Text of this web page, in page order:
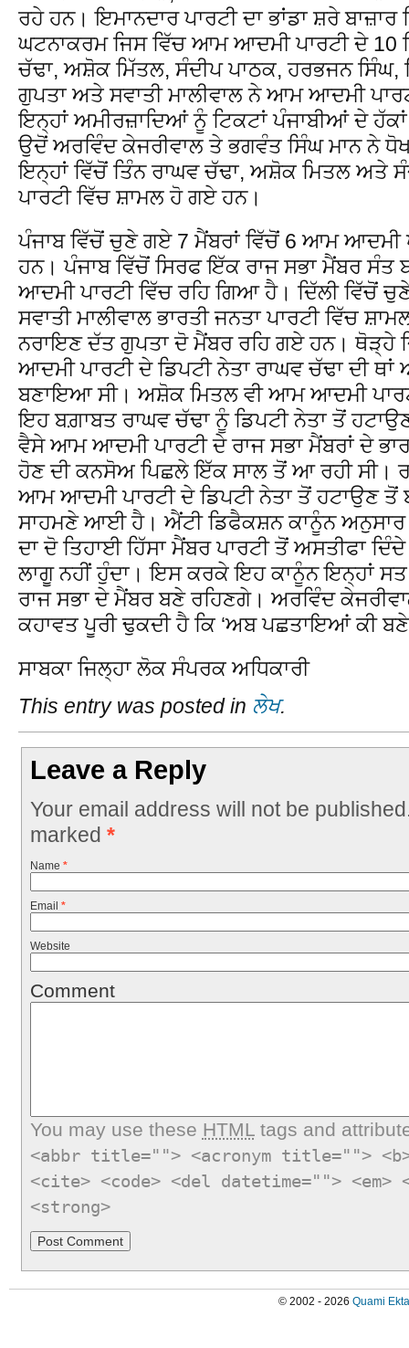
ਰਹੇ ਹਨ। ਇਮਾਨਦਾਰ ਪਾਰਟੀ ਦਾ ਭਾਂਡਾ ਸ਼ਰੇ
ਘਟਨਾਕਰਮ ਜਿਸ ਵਿੱਚ ਆਮ ਆਦਮੀ ਪਾਰਟੀ ਦੇ 10
ਚੱਢਾ, ਅਸ਼ੋਕ ਮਿੱਤਲ, ਸੰਦੀਪ ਪਾਠਕ, ਹਰਭਜਨ ਸਿੰਘ,
ਗੁਪਤਾ ਅਤੇ ਸਵਾਤੀ ਮਾਲੀਵਾਲ ਨੇ ਆਮ ਆਦਮੀ
ਇਨ੍ਹਾਂ ਅਮੀਰਜ਼ਾਦਿਆਂ ਨੂੰ ਟਿਕਟਾਂ ਪੰਜਾਬੀਆਂ ਦੇ
ਉਦੋਂ ਅਰਵਿੰਦ ਕੇਜਰੀਵਾਲ ਤੇ ਭਗਵੰਤ ਸਿੰਘ ਮਾਨ ਨੇ
ਇਨ੍ਹਾਂ ਵਿੱਚੋਂ ਤਿੰਨ ਰਾਘਵ ਚੱਢਾ, ਅਸ਼ੋਕ ਮਿਤਲ ਅਤੇ
ਪਾਰਟੀ ਵਿੱਚ ਸ਼ਾਮਲ ਹੋ ਗਏ ਹਨ।
ਪੰਜਾਬ ਵਿੱਚੋਂ ਚੁਣੇ ਗਏ 7 ਮੈਂਬਰਾਂ ਵਿੱਚੋਂ 6 ਆਮ ਆਦਮੀ
ਹਨ। ਪੰਜਾਬ ਵਿੱਚੋਂ ਸਿਰਫ ਇੱਕ ਰਾਜ ਸਭਾ ਮੈਂਬਰ ਸੰਤ
ਆਦਮੀ ਪਾਰਟੀ ਵਿੱਚ ਰਹਿ ਗਿਆ ਹੈ। ਦਿੱਲੀ ਵਿੱਚੋਂ
ਸਵਾਤੀ ਮਾਲੀਵਾਲ ਭਾਰਤੀ ਜਨਤਾ ਪਾਰਟੀ ਵਿੱਚ
ਨਰਾਇਣ ਦੱਤ ਗੁਪਤਾ ਦੋ ਮੈਂਬਰ ਰਹਿ ਗਏ ਹਨ। ਥੋੜ੍ਹੇ
ਆਦਮੀ ਪਾਰਟੀ ਦੇ ਡਿਪਟੀ ਨੇਤਾ ਰਾਘਵ ਚੱਢਾ ਦੀ
ਬਣਾਇਆ ਸੀ। ਅਸ਼ੋਕ ਮਿਤਲ ਵੀ ਆਮ ਆਦਮੀ
ਇਹ ਬਗ਼ਾਬਤ ਰਾਘਵ ਚੱਢਾ ਨੂੰ ਡਿਪਟੀ ਨੇਤਾ ਤੋਂ
ਵੈਸੇ ਆਮ ਆਦਮੀ ਪਾਰਟੀ ਦੇ ਰਾਜ ਸਭਾ ਮੈਂਬਰਾਂ ਦੇ
ਹੋਣ ਦੀ ਕਨਸੋਅ ਪਿਛਲੇ ਇੱਕ ਸਾਲ ਤੋਂ ਆ ਰਹੀ ਸੀ।
ਆਮ ਆਦਮੀ ਪਾਰਟੀ ਦੇ ਡਿਪਟੀ ਨੇਤਾ ਤੋਂ ਹਟਾਉਣ
ਸਾਹਮਣੇ ਆਈ ਹੈ। ਐਂਟੀ ਡਿਫੈਕਸ਼ਨ ਕਾਨੂੰਨ ਅਨੁਸਾਰ
ਦਾ ਦੋ ਤਿਹਾਈ ਹਿੱਸਾ ਮੈਂਬਰ ਪਾਰਟੀ ਤੋਂ ਅਸਤੀਫਾ
ਲਾਗੂ ਨਹੀਂ ਹੁੰਦਾ। ਇਸ ਕਰਕੇ ਇਹ ਕਾਨੂੰਨ ਇਨ੍ਹਾਂ ਸਤ
ਰਾਜ ਸਭਾ ਦੇ ਮੈਂਬਰ ਬਣੇ ਰਹਿਣਗੇ। ਅਰਵਿੰਦ
ਕਹਾਵਤ ਪੂਰੀ ਢੁਕਦੀ ਹੈ ਕਿ ‘ਅਬ ਪਛਤਾਇਆਂ ਕੀ
ਸਾਬਕਾ ਜਿਲ੍ਹਾ ਲੋਕ ਸੰਪਰਕ ਅਧਿਕਾਰੀ
This entry was posted in ਲੇਖ.
Leave a Reply
Your email address will not be
marked *
Name *
Email *
Website
Comment
You may use these HTMLtags and
<abbr title=""> <acronym title="">
<cite> <code> <del datetime="">
<strong>
© 2002 - 2026 Quami